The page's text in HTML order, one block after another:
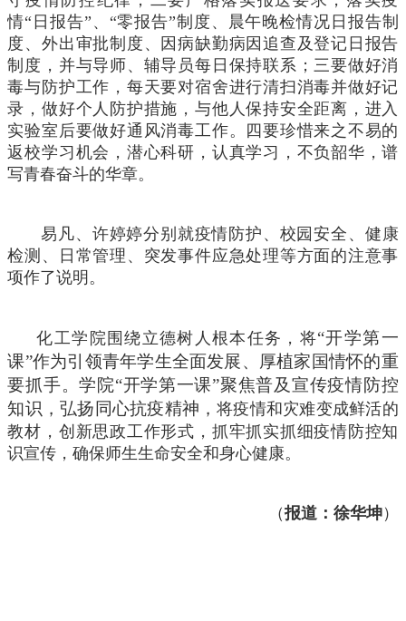
情“日报告”、“零报告”制度、晨午晚检情况日报告制
度、外出审批制度、因病缺勤病因追查及登记日报告
制度，并与导师、辅导员每日保持联系；三要做好消
毒与防护工作，每天要对宿舍进行清扫消毒并做好记
录，做好个人防护措施，与他人保持安全距离，进入
实验室后要做好通风消毒工作。四要珍惜来之不易的
返校学习机会，潜心科研，认真学习，不负韶华，谱
写青春奋斗的华章。
易凡、许婷婷分别就疫情防护、校园安全、健康
检测、日常管理、突发事件应急处理等方面的注意事
项作了说明。
化工学院围绕立德树人根本任务，将“开学第一
课”作为引领青年学生全面发展、厚植家国情怀的重
要抓手。学院“开学第一课”聚焦普及宣传疫情防控
知识，弘扬同心抗疫精神，将疫情和灾难变成鲜活的
教材，创新思政工作形式，抓牢抓实抓细疫情防控知
识宣传，确保师生生命安全和身心健康。
（报道：徐华坤）